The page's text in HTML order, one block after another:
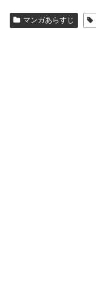
マンガあらすじ